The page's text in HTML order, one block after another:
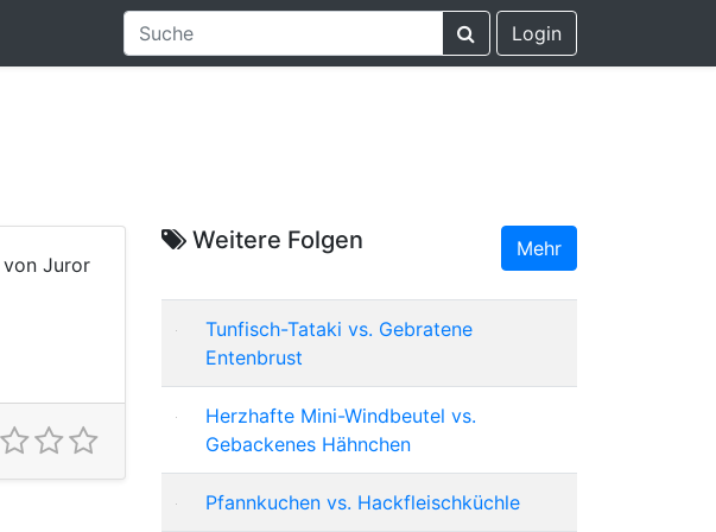
Login
von Juror
Weitere Folgen Mehr
Tunfisch-Tataki vs. Gebratene
Entenbrust
Herzhafte Mini-Windbeutel vs.
Gebackenes Hähnchen
Pfannkuchen vs. Hackfleischküchle